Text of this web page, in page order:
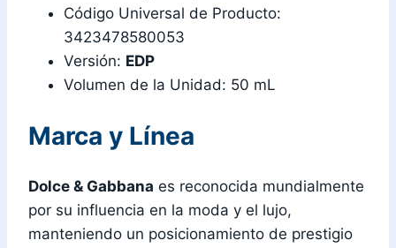
Código Universal de Producto:
3423478580053
Versión: EDP
Volumen de la Unidad: 50 mL
Marca y Línea
Dolce & Gabbana es reconocida mundialmente
por su influencia en la moda y el lujo,
manteniendo un posicionamiento de prestigio